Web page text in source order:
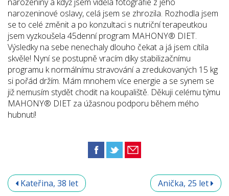
narozeninové oslavy, celá jsem se zhrozila. Rozhodla jsem
se to celé změnit a po konzultaci s nutriční terapeutkou
jsem vyzkoušela 45denní program MAHONY® DIET.
Výsledky na sebe nenechaly dlouho čekat a já jsem cítila
skvěle! Nyní se postupně vracím díky stabilizačnímu
programu k normálnímu stravování a zredukovaných 15 kg
si pořád držím. Mám mnohem více energie a se synem se
již nemusím stydět chodit na koupaliště. Děkuji celému týmu
MAHONY® DIET za úžasnou podporu během mého
hubnutí!
Kateřina, 38 let Anička, 25 let